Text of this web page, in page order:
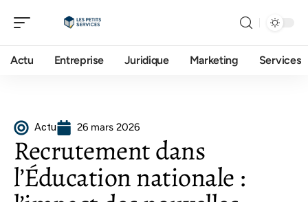
Actu Entreprise Juridique Marketing Services
Actu 26 mars 2026
Recrutement dans
l’Éducation nationale :